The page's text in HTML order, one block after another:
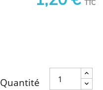
TTC
Quantité